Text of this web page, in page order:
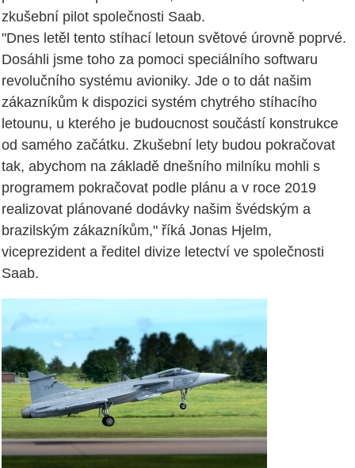
zkušební pilot společnosti Saab.
"Dnes letěl tento stíhací letoun světové úrovně poprvé.
Dosáhli jsme toho za pomoci speciálního softwaru
revolučního systému avioniky. Jde o to dát našim
zákazníkům k dispozici systém chytrého stíhacího
letounu, u kterého je budoucnost součástí konstrukce
od samého začátku. Zkušební lety budou pokračovat
tak, abychom na základě dnešního milníku mohli s
programem pokračovat podle plánu a v roce 2019
realizovat plánované dodávky našim švédským a
brazilským zákazníkům," říká Jonas Hjelm,
viceprezident a ředitel divize letectví ve společnosti
Saab.